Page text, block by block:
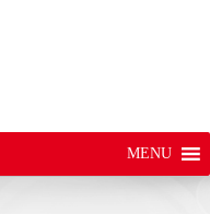
MENU